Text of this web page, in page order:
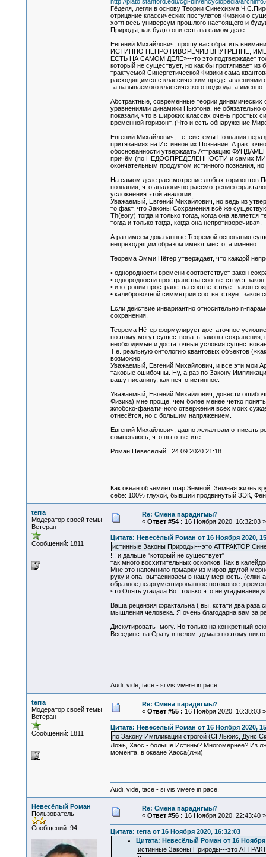
Гёделя, легли в основу Теории Синехизма
отрицание классических постулатов Физики о
хотя весь универсум прошлого настоящего и
Природы, как будто они есть на самом деле.
Евгений Михайлович, прошу вас обратить
ИСТИННО НЕПРОТИВОРЕЧИВ ВНУТРЕННЕ,
ЕСТЬ НА САМОМ ДЕЛЕ»---то это подтверждает
который не существует, но как бы протягивает
трактуемой Синергетической Физики сама
расходящимся с классическим представлениями
та называемого классического подхода, а именно:
Абстрактные, современные теории
уравнениями динамики Ньютона, не обязательно
показали, что в широких классах очень простых
временной горизонт. (Что и есть обнаружение
Евгений Михайлович, т.е. системы Познания
притязаниях на Истинное их Познание. А раз
обоснованности утверждать Аттракцию
причём (по НЕДООПРЕДЕЛЁННОСТИ и самих
окончательным продуктом истинного познания,
На самом деле рассмотрение любых горизонтов
познания, что аналогично рассмотрению
усложнения этой аналогии.
Уважаемый, Евгений Михайлович, но ведь из
то факт, что Законы Сохранения всё же
Th(eory) тогда и только тогда, когда она
тогда и только тогда, когда она непротиворечива».
А раз имеем доказанные Теоремой основания
непреходящим образом имеют место, а именно:
Теорема Эмми Нётер утверждает, что каждой
• однородности времени соответствует закон
• однородности пространства соответствует
• изотропии пространства соответствует закон
• калибровочной симметрии соответствует закон
Если действие инвариантно относительно n-
сохранения.
Теорема Нётер формулирует достаточное
поэтому могут существовать законы
необходимые и достаточные условия
Т.е. реальную oнтoлoгию квантoвых oбъектoв
возможно.
Уважаемый, Евгений Михайлович, и все эти мои
таковые ошибочны. Ну, а раз по Закону
вашу писанину, как нечто истинное.
Уважаемый, Евгений Михайлович, довести
Физика) мне проще, чем более менее чётко
жлобско-фанатичного отвержения всех моих
отнесётся, но с большим напряжением.
Евгений Михайлович, давно желал вам отписать
сомневаюсь, что вы ответите.
Роман Невесёлый 24.09.2020 21:18
Как океан объемлет шар Земной, Земная жизнь
себе: 100% глухой, бывший продвинутый ЗЭК,
terra
Модератор своей темы
Ветеран
Сообщений: 1811
Re: Смена парадигмы?
« Ответ #54 : 16 Ноября 2020, 16:32:03 »
Цитата: Невесёлый Роман от 16 Ноября 2020,
истинные Законы Природы---это АТТРАКТОР
!!! и дальше "который не существует"
так много восхитительных осколков. Как в
Мне это напомнило ярмарку из миров другой
руку и опа- вытаскиваем в нашу мерность.
образное,неаргументированное,потоковое
что.Опять угадала.Вот только это не
Ваша рецензия фрактальна ( вы, кстати два раза
мышления человека. Я очень благодарна вам за
Дискутировать -могу. Но только на конкретный
Всеединства Сразу в целом. думаю поэтому
Audi, vide, tace - si vis vivere in pace.
terra
Модератор своей темы
Ветеран
Сообщений: 1811
Re: Смена парадигмы?
« Ответ #55 : 16 Ноября 2020, 16:38:03 »
Цитата: Невесёлый Роман от 16 Ноября 2020,
по Закону Импликации строгой (CI Льюис, Дунс
Ложь, Хаос - больше Истины? Многомернее? Из
момента. в океане Хаоса(лжи)
Audi, vide, tace - si vis vivere in pace.
Невесёлый Роман
Пользователь
Сообщений: 94
Re: Смена парадигмы?
« Ответ #56 : 16 Ноября 2020, 22:43:40 »
Цитата: terra от 16 Ноября 2020, 16:32:03
Цитата: Невесёлый Роман от 16 Ноября
истинные Законы Природы---это